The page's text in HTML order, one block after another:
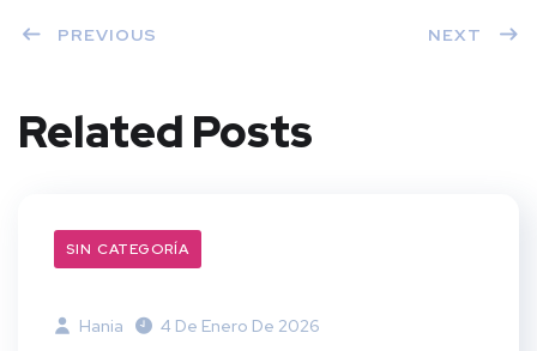
PREVIOUS NEXT
Related Posts
SIN CATEGORÍA
Hania 4 De Enero De 2026